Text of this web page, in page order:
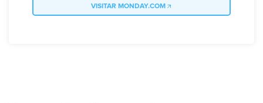
VISITAR MONDAY.COM